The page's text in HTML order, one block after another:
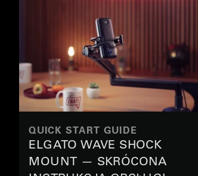
QUICK START GUIDE
ELGATO WAVE SHOCK
MOUNT — SKRÓCONA